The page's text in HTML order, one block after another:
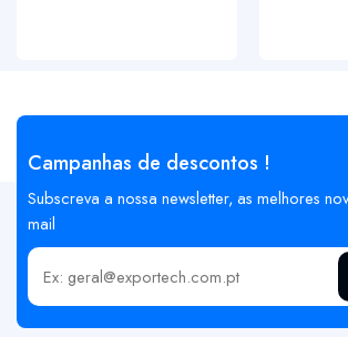
Campanhas de descontos !
Subscreva a nossa newsletter, as melhores
mail
Insira o seu email